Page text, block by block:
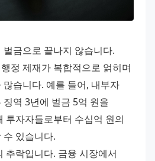
금으로 끝나지 않습니다.
정 제재가 복합적으로 얽히며
습니다. 예를 들어, 내부자
역 3년에 벌금 5억 원을
투자자들로부터 수십억 원의
수 있습니다.
추락입니다. 금융 시장에서